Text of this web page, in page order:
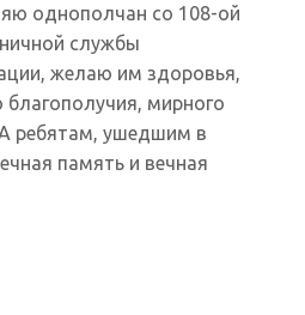
однополчан со 108-ой
службы
желаю им здоровья,
благополучия, мирного
ребятам, ушедшим в
память и вечная